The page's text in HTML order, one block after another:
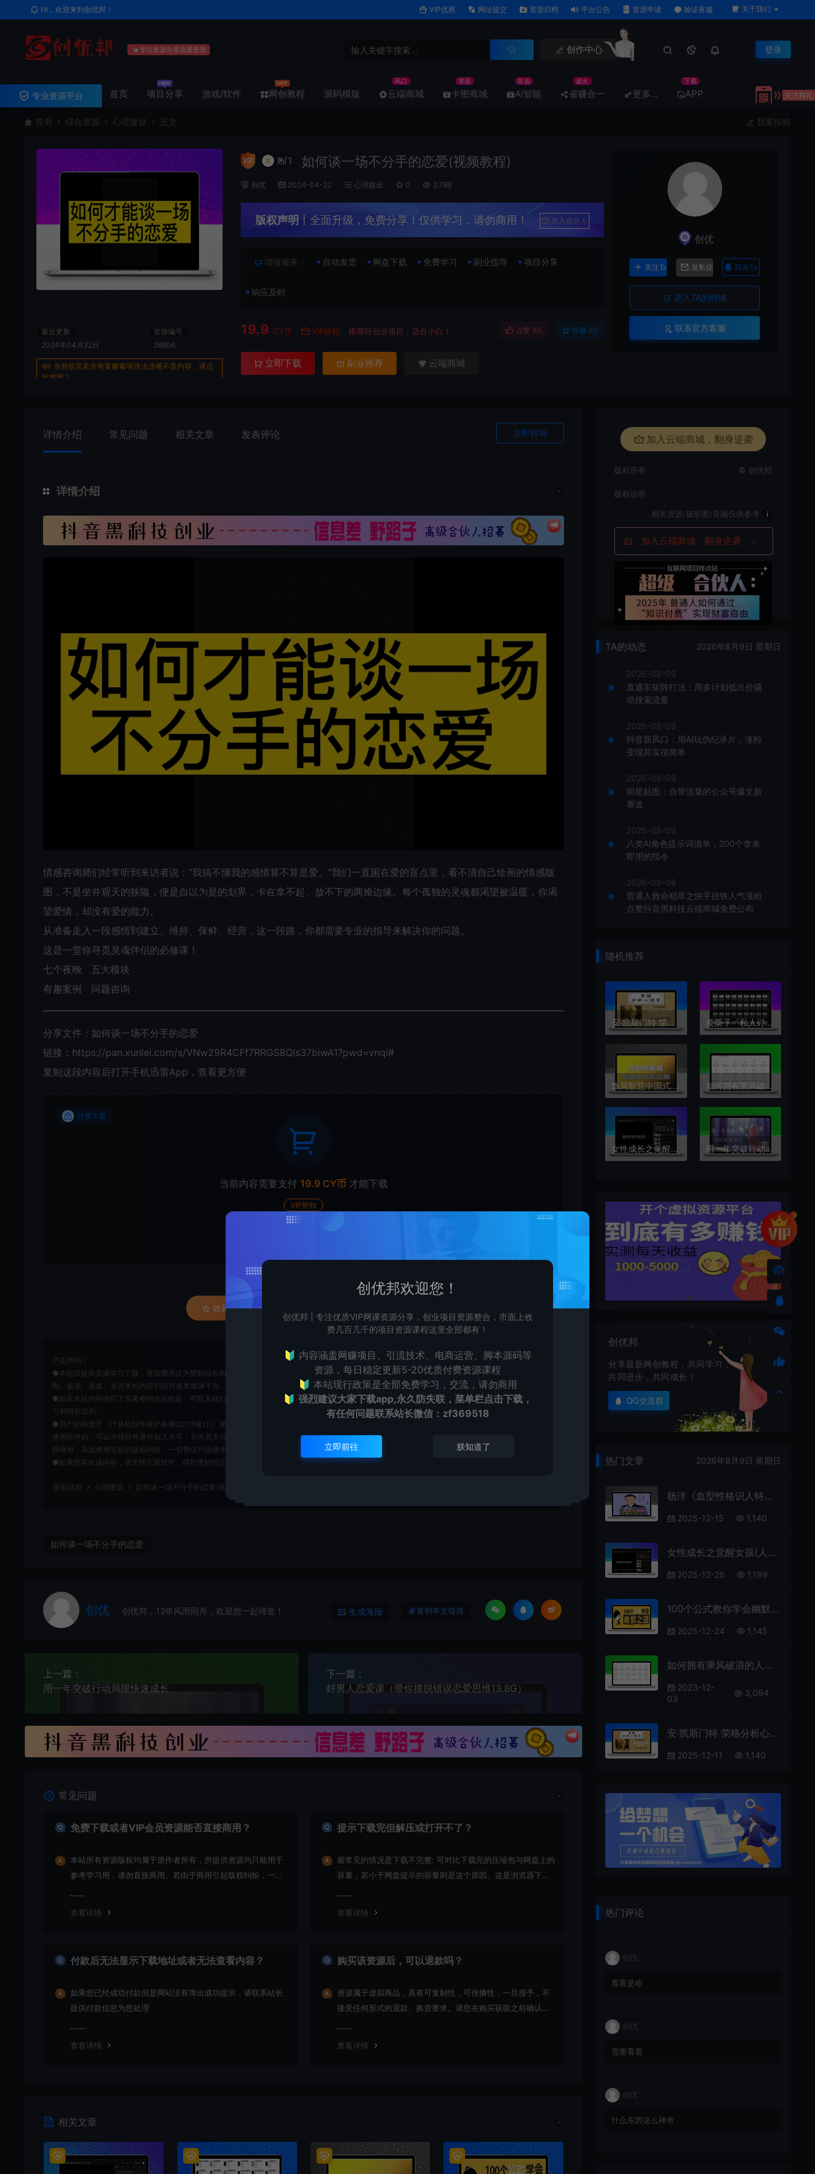
HI，欢迎来到创优邦！ VIP优惠 网址提交 资源归档 平台公告 资源申请 验证客服 关于我们
专注资源分享流量变现 创作中心 登录
专业资源平台 首页 项目分享 游戏/软件 网创教程 源码模版 云端商城
风口
卡密商城
首选
AI智能
首选
省赚合一
超火
更多… APP
下载
首页 综合资源 心理建设 正文 我要投稿
最近更新
2024年04月22日
资源编号
26806
当前信息若含有黄赌毒等违法违规不良内容，请点
此举报！
# 热门 如何谈一场不分手的恋爱(视频教程)
创优 2024-04-22 心理建设 0 2,788
版权声明 丨全面升级，免费分享！仅供学习，请勿商用！ 加入合伙人
增值服务： 自动发货 网盘下载 免费学习 副业指导 项目分享
响应及时
19.9 CY币 VIP折扣 推荐轻创业项目：适合小白！ 点赞 (0) 收藏 (0)
立即下载 副业推荐 云端商城
创优
关注Ta 发私信 联系Ta
进入TA的商铺
联系官方客服
详情介绍 常见问题 相关文章 发表评论 立即咨询
详情介绍
情感咨询师们经常听到来访者说：“我搞不懂我的感情算不算是爱。”我们一直困在爱的盲点里，看不清自己绘画的情感版
图，不是坐井观天的狭隘，便是自以为是的划界，卡在拿不起、放不下的两难边缘。每个孤独的灵魂都渴望被温暖，你渴
望爱情，却没有爱的能力。
从准备走入一段感情到建立、维持、保鲜、经营，这一段路，你都需要专业的指导来解决你的问题。
这是一堂你寻觅灵魂伴侣的必修课！
七个夜晚 五大模块
有趣案例 问题咨询
分享文件： 如何谈一场不分手的恋爱
链接： https://pan.xunlei.com/s/VNw29R4CFf7RRGS8Qls37biwA1?pwd=vnqi#
复制这段内容后打开手机迅雷App，查看更方便
付费下载
当前内容需要支付 19.9 CY币 才能下载
VIP折扣
收藏 (0)
严正声明：
●本站仅提供资源学习下载，资源费用仅为赞助站长的整理费，不代表资源自身价值也不包含任何服务。任何个人或组织，在未征得本站同意时，禁止复
制、盗用、采集、发布本站内容到任何各类媒体平台。
●如若本站内容侵犯了原著者的合法权益，可联系我们进行处理。本站提供的资源，都来自网络，版权争议与本站无关，所有内容及软件的文章仅限用于学
习和研究目的。
●用户必须遵守《计算机软件保护条例(2013修订)》第十七条：为了学习和研究软件内含的设计思想和原理，通过安装、显示、传输或者存储软件等方式
使用软件的，可以不经软件著作权人许可，不向其支付报酬。鉴于此条例，用户从本平台下载的全部资源（软件）仅限学习研究，未经版权归属者授权不
得商用，若因商用引起的版权纠纷，一切责任均由使用者自行承担，本平台所属公司及其雇员不承担任何法律责任。
●如果您喜欢该内容，请支持正版软件，得到更好的正版服务。侵删请致信E-mail：cyb12340@163.com
创优邦 心理建设 如何谈一场不分手的恋爱(视频教程)
如何谈一场不分手的恋爱
创优 创优邦，12年风雨同舟，欢迎您一起缔造！ 生成海报 复制本文链接
上一篇：
用一年突破行动局限快速成长
下一篇：
好男人恋爱课（带你摆脱错误恋爱思维13.8G）
常见问题
免费下载或者VIP会员资源能否直接商用？
本站所有资源版权均属于原作者所有，所提供资源均只能用于
参考学习用，请勿直接商用。若由于商用引起版权纠纷，一切
查看详情
提示下载完但解压或打开不了？
最常见的情况是下载不完整: 可对比下载完的压缩包与网盘上的
容量，若小于网盘提示的容量则是这个原因。这是浏览器下载
查看详情
付款后无法显示下载地址或者无法查看内容？
如果您已经成功付款但是网站没有弹出成功提示，请联系站长
提供付款信息为您处理
查看详情
购买该资源后，可以退款吗？
资源属于虚拟商品，具有可复制性，可传播性，一旦授予，不
接受任何形式的退款、换货要求。请您在购买获取之前确认好
查看详情
相关文章
加入云端商城，翻身逆袭
版权所有 © 创优邦
版权说明
相关资源/摄影图/音频仅供参考 i
加入云端商城，翻身逆袭
TA的动态 2026年8月9日 星期日
2026-08-09
直通车矩阵打法：用多计划低出价撬
动搜索流量
2026-08-09
抖音新风口：用AI玩伪纪录片，涨粉
变现其实很简单
2026-08-09
明星贴图：自带流量的公众号爆文新
赛道
2026-08-09
八类AI角色提示词清单，200个拿来
即用的指令
2026-08-08
普通人救命稻草之快手挂铁人气涨粉
点赞抖音黑科技云端商城免费公布
随机推荐
安·凯斯门特 荣格分析心理学理论与实践课程工作坊线上课视频60集 黄栗子『私人订制』情感经营男生篇（100集）
饭局智慧中国式应酬攻略在线视频课24节 如何拥有乘风破浪的人生 从自卑到自信 你的力量超乎你想象
女性成长之觉醒女孩(人间清醒陈) 用一年突破行动局限快速成长
创优邦
分享最新网创教程，共同学习，
共同进步，共同成长！
QQ交流群
热门文章 2026年8月9日 星期日
杨洋《血型性格识人特训营》
2025-12-15 1,140
女性成长之觉醒女孩(人间清醒陈)
2025-12-26 1,199
100个公式教你学会幽默之道，成为社交开心果
2025-12-24 1,145
如何拥有乘风破浪的人生 从自卑到自信 你的力量超乎你想象
2023-12-
03
3,094
安·凯斯门特 荣格分析心理学理论与实践课程工作坊线上课视频60集
2025-12-11 1,140
热门评论
创优：
看看是啥
创优：
需要看看
创优：
什么东西这么神奇
创优邦欢迎您！
创优邦 | 专注优质VIP网课资源分享，创业项目资源整合，市面上收
费几百几千的项目资源课程这里全部都有！
🔰 内容涵盖网赚项目、引流技术、电商运营、脚本源码等
资源，每日稳定更新5-20优质付费资源课程
🔰 本站现行政策是全部免费学习，交流，请勿商用
🔰 强烈建议大家下载app,永久防失联，菜单栏点击下载，
有任何问题联系站长微信：zf369518
立即前往 朕知道了